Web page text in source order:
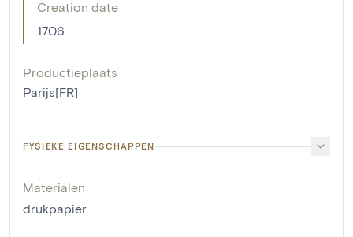
Creation date
1706
Productieplaats
Parijs[FR]
FYSIEKE EIGENSCHAPPEN
Materialen
drukpapier